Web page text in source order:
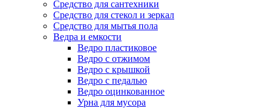
Средство для сантехники
Средство для стекол и зеркал
Средство для мытья пола
Ведра и емкости
Ведро пластиковое
Ведро с отжимом
Ведро с крышкой
Ведро с педалью
Ведро оцинкованное
Урна для мусора